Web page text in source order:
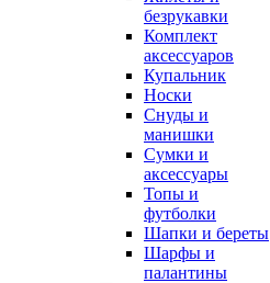
безрукавки
Комплект
аксессуаров
Купальник
Носки
Снуды и
манишки
Сумки и
аксессуары
Топы и
футболки
Шапки и береты
Шарфы и
палантины